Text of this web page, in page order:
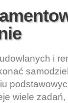
basenów
i
wiele